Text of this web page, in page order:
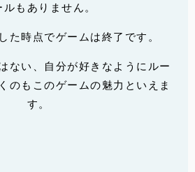
ルもありません。
た時点でゲームは終了です。
ない、自分が好きなようにルー
のもこのゲームの魅力といえま
す。